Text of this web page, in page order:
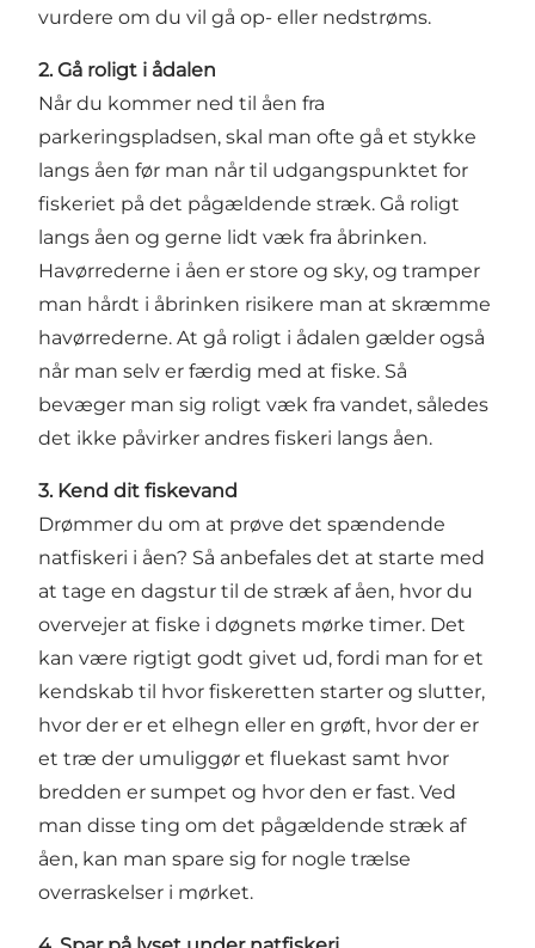
vurdere om du vil gå op- eller nedstrøms.
2. Gå roligt i ådalen
Når du kommer ned til åen fra
parkeringspladsen, skal man ofte gå et stykke
langs åen før man når til udgangspunktet for
fiskeriet på det pågældende stræk. Gå roligt
langs åen og gerne lidt væk fra åbrinken.
Havørrederne i åen er store og sky, og tramper
man hårdt i åbrinken risikere man at skræmme
havørrederne. At gå roligt i ådalen gælder også
når man selv er færdig med at fiske. Så
bevæger man sig roligt væk fra vandet, således
det ikke påvirker andres fiskeri langs åen.
3. Kend dit fiskevand
Drømmer du om at prøve det spændende
natfiskeri i åen? Så anbefales det at starte med
at tage en dagstur til de stræk af åen, hvor du
overvejer at fiske i døgnets mørke timer. Det
kan være rigtigt godt givet ud, fordi man for et
kendskab til hvor fiskeretten starter og slutter,
hvor der er et elhegn eller en grøft, hvor der er
et træ der umuliggør et fluekast samt hvor
bredden er sumpet og hvor den er fast. Ved
man disse ting om det pågældende stræk af
åen, kan man spare sig for nogle trælse
overraskelser i mørket.